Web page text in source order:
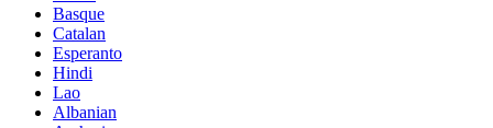
Basque
Catalan
Esperanto
Hindi
Lao
Albanian